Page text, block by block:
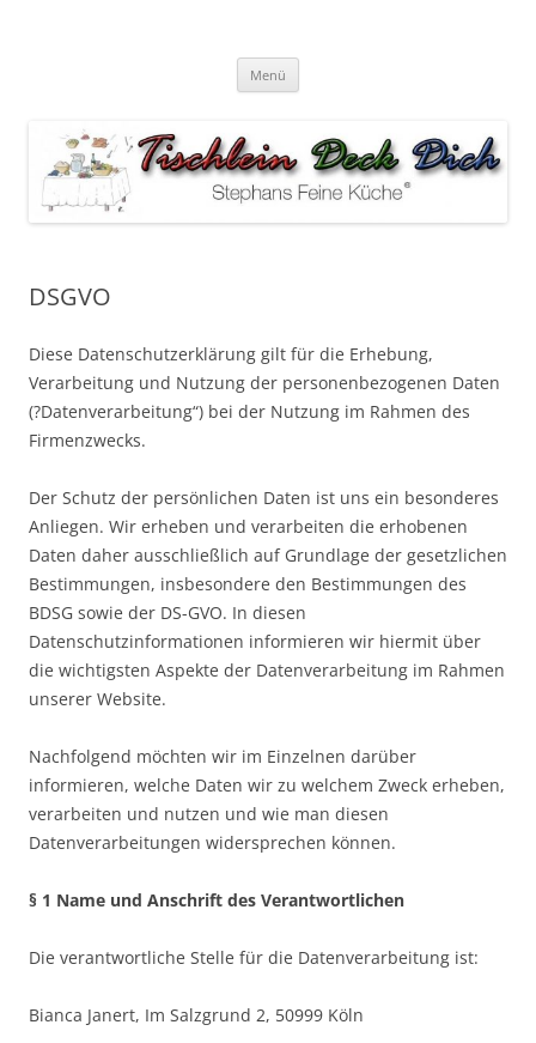
Menü
DSGVO
Diese Datenschutzerklärung gilt für die Erhebung,
Verarbeitung und Nutzung der personenbezogenen Daten
(?Datenverarbeitung“) bei der Nutzung im Rahmen des
Firmenzwecks.
Der Schutz der persönlichen Daten ist uns ein besonderes
Anliegen. Wir erheben und verarbeiten die erhobenen
Daten daher ausschließlich auf Grundlage der gesetzlichen
Bestimmungen, insbesondere den Bestimmungen des
BDSG sowie der DS-GVO. In diesen
Datenschutzinformationen informieren wir hiermit über
die wichtigsten Aspekte der Datenverarbeitung im Rahmen
unserer Website.
Nachfolgend möchten wir im Einzelnen darüber
informieren, welche Daten wir zu welchem Zweck erheben,
verarbeiten und nutzen und wie man diesen
Datenverarbeitungen widersprechen können.
§ 1 Name und Anschrift des Verantwortlichen
Die verantwortliche Stelle für die Datenverarbeitung ist:
Bianca Janert, Im Salzgrund 2, 50999 Köln